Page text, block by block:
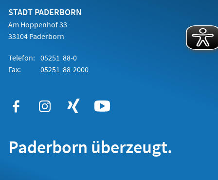
STADT PADERBORN
Am Hoppenhof 33
33104 Paderborn
Telefon: 05251 88-0
Fax:
05251 88-2000
Paderborn überzeugt.